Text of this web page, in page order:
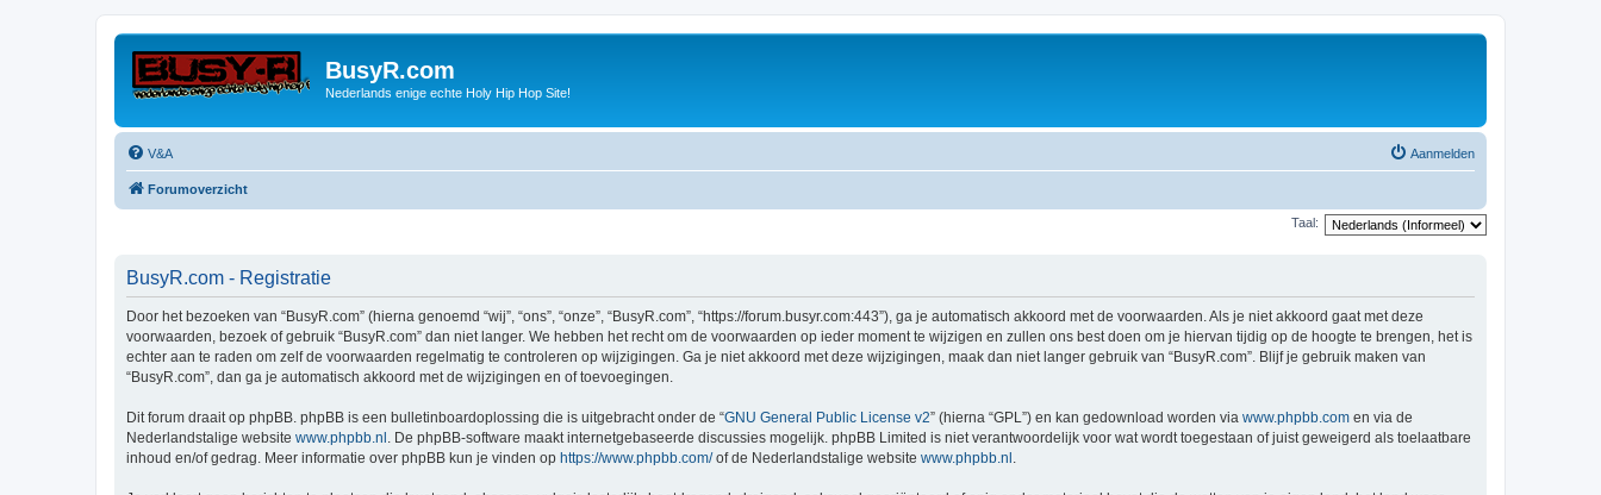
BusyR.com
Nederlands enige echte Holy Hip Hop Site!
V&A Aanmelden
Forumoverzicht
Taal:
BusyR.com - Registratie
Door het bezoeken van “BusyR.com” (hierna genoemd “wij”, “ons”, “onze”, “BusyR.com”, “https://forum.busyr.com:443”), ga je automatisch akkoord met de voorwaarden. Als je niet akkoord gaat met deze
voorwaarden, bezoek of gebruik “BusyR.com” dan niet langer. We hebben het recht om de voorwaarden op ieder moment te wijzigen en zullen ons best doen om je hiervan tijdig op de hoogte te brengen, het is
echter aan te raden om zelf de voorwaarden regelmatig te controleren op wijzigingen. Ga je niet akkoord met deze wijzigingen, maak dan niet langer gebruik van “BusyR.com”. Blijf je gebruik maken van
“BusyR.com”, dan ga je automatisch akkoord met de wijzigingen en of toevoegingen.
Dit forum draait op phpBB. phpBB is een bulletinboardoplossing die is uitgebracht onder de “GNU General Public License v2” (hierna “GPL”) en kan gedownload worden via www.phpbb.com en via de
Nederlandstalige website www.phpbb.nl . De phpBB-software maakt internetgebaseerde discussies mogelijk. phpBB Limited is niet verantwoordelijk voor wat wordt toegestaan of juist geweigerd als toelaatbare
inhoud en/of gedrag. Meer informatie over phpBB kun je vinden op https://www.phpbb.com/of de Nederlandstalige website www.phpbb.nl .